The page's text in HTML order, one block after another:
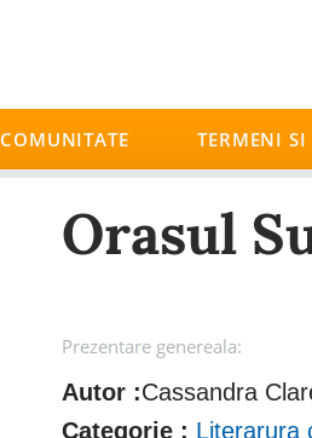
COMUNITATE TERMENI
Orasul
Prezentare genereala:
Autor :Cassandra
Categorie : Literarura